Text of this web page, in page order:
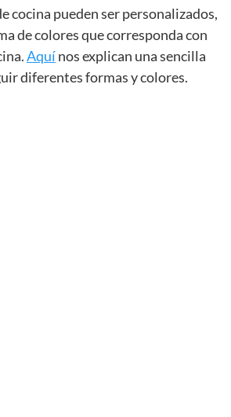
cocina pueden ser personalizados,
de colores que corresponda con
Aquínos explican una sencilla
diferentes formas y colores.